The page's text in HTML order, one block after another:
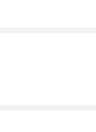
(Шисэйдо-
тус
бүрдүүлнэ.